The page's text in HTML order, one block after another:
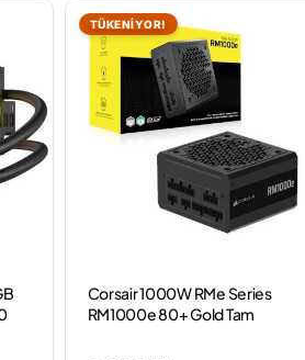
TÜKENİYOR!
Corsair 1000W RMe Series
RM1000e 80+ Gold Tam